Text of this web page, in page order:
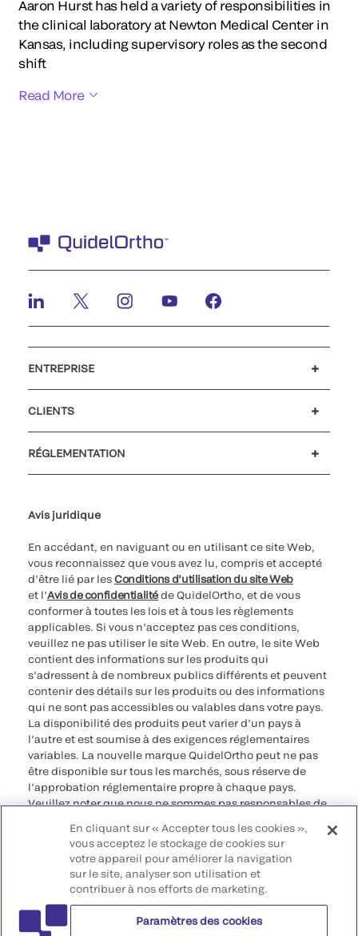
Aaron Hurst has held a variety of responsibilities in
the clinical laboratory at Newton Medical Center in
Kansas, including supervisory roles as the second
shift
Read More
ENTREPRISE
CLIENTS
RÉGLEMENTATION
Avis juridique
En accédant, en naviguant ou en utilisant ce site Web,
vous reconnaissez que vous avez lu, compris et accepté
d’être lié par lesConditions d’utilisation du site Web
et l’Avis de confidentialitéde QuidelOrtho, et de vous
conformer à toutes les lois et à tous les règlements
applicables. Si vous n’acceptez pas ces conditions,
veuillez ne pas utiliser le site Web. En outre, le site Web
contient des informations sur les produits qui
s’adressent à de nombreux publics différents et peuvent
contenir des détails sur les produits ou des informations
qui ne sont pas accessibles ou valables dans votre pays.
La disponibilité des produits peut varier d’un pays à
l’autre et est soumise à des exigences réglementaires
variables. La nouvelle marque QuidelOrtho peut ne pas
être disponible sur tous les marchés, sous réserve de
l’approbation réglementaire propre à chaque pays.
Veuillez noter que nous ne sommes pas responsables de
conformes à une procédure légale, à une
réglementation, à un enregistrement ou à un usage dans
votre pays d’origine.
©2026 QuidelOrtho Corporation. Tous droits réservés.
QuidelOrtho Corporation
En cliquant sur « Accepter tous les cookies »,
vous acceptez le stockage de cookies sur
votre appareil pour améliorer la navigation
sur le site, analyser son utilisation et
contribuer à nos efforts de marketing.
Paramètres des cookies